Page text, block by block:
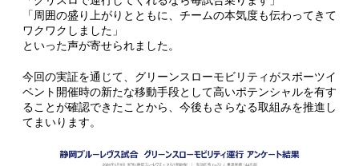
「周囲の盛り上がりとともに、チームの本気度も伝わってきて
ワクワクしました」
といった声が寄せられました。
今回の実証を通じて、グリーンスローモビリティがスポーツイ
ベント開催時の新たな移動手段として高いポテンシャルを有す
ることが確認できたことから、今後もさらなる取組みを推進し
てまいります。